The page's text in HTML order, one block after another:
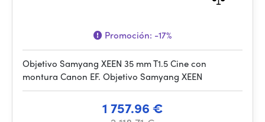
Promoción: -17%
Objetivo Samyang XEEN 35 mm T1.5 Cine con
montura Canon EF. Objetivo Samyang XEEN
1 757.96 €